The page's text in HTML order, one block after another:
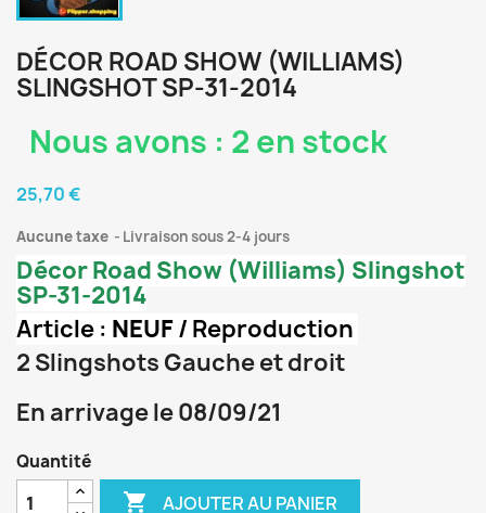
DÉCOR ROAD SHOW (WILLIAMS)
SLINGSHOT SP-31-2014
Nous avons : 2 en stock
25,70 €
Aucune taxe Livraison sous 2-4 jours
Décor Road Show (Williams) Slingshot
SP-31-2014
Article : NEUF/ Reproduction
2 Slingshots Gauche et droit
En arrivage le 08/09/21
Quantité
 AJOUTER AU PANIER